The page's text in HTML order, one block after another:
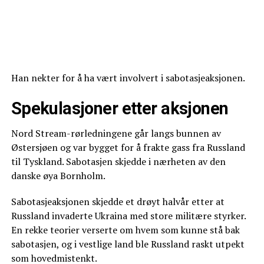
Han nekter for å ha vært involvert i sabotasjeaksjonen.
Spekulasjoner etter aksjonen
Nord Stream-rørledningene går langs bunnen av
Østersjøen og var bygget for å frakte gass fra Russland
til Tyskland. Sabotasjen skjedde i nærheten av den
danske øya Bornholm.
Sabotasjeaksjonen skjedde et drøyt halvår etter at
Russland invaderte Ukraina med store militære styrker.
En rekke teorier verserte om hvem som kunne stå bak
sabotasjen, og i vestlige land ble Russland raskt utpekt
som hovedmistenkt.